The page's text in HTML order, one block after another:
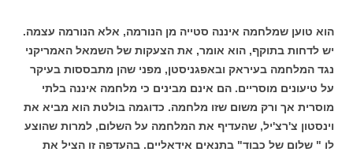
הוא טוען שמלחמה איננה סטייה מן הנורמה, אלא הנורמה עצמה.
יש לדחות בתוקף, הוא אומר, את הצעקות של השמאל האמריקני
נגד המלחמה בעיראק ובאפגניסטן, מפני שהן מתבססות בעיקר
על טיעונים מוסריים. הם אינם מבינים כי מלחמה איננה בלתי
מוסרית אך ורק משום שזו מלחמה. כדוגמה בולטת הוא מביא את
וינסטון צ'רצ'יל, שהעדיף את המלחמה על השלום, למרות שהוצע
לו " שלום של כבוד" בתנאים אידאליים. בהעדפה זו הציל את